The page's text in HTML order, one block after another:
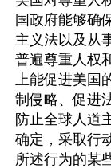
国政府能够确
主义法以及从
普遍尊重人权
上能促进美国
制侵略、促进
防止全球人道
确定，采取行
所述行为的某